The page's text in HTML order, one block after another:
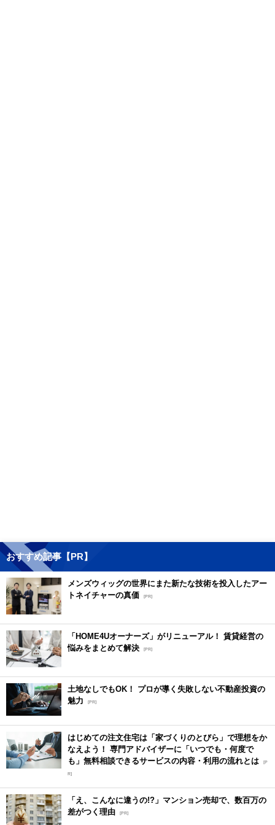
おすすめ記事【PR】
メンズウィッグの世界にまた新たな技術を投入したアー
トネイチャーの真価 [PR]
「HOME4Uオーナーズ」がリニューアル！ 賃貸経営の
悩みをまとめて解決 [PR]
土地なしでもOK！ プロが導く失敗しない不動産投資の
魅力
[PR]
はじめての注文住宅は「家づくりのとびら」で理想をか
なえよう！ 専門アドバイザーに「いつでも・何度で
も」無料相談できるサービスの内容・利用の流れとは [P
R]
「え、こんなに違うの!?」マンション売却で、数百万の
差がつく理由 [PR]